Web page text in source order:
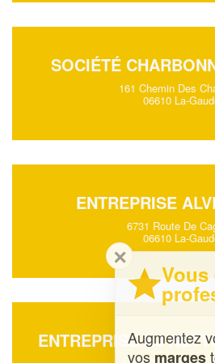
SOCIÉTÉ
161 Chemin Des
06610 La-
ENTREPRISE
6731 Route De
06610 La-
ENTREPRISE RJ
Vous
Augmentez votre
margestout